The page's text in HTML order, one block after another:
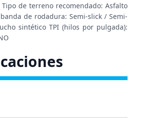
Tipo de terreno recomendado: Asfalto
de rodadura: Semi-slick / Semi-
sintético TPI (hilos por pulgada):